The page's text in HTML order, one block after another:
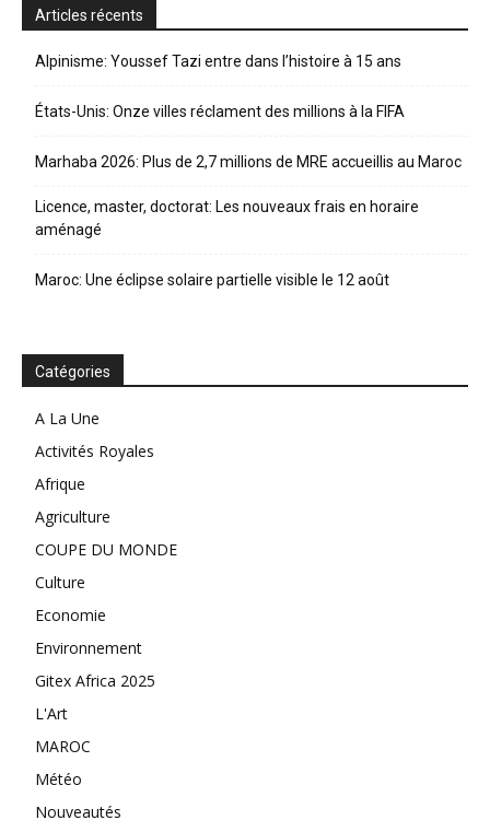
Articles récents
Alpinisme: Youssef Tazi entre dans l’histoire à 15 ans
États-Unis: Onze villes réclament des millions à la FIFA
Marhaba 2026: Plus de 2,7 millions de MRE accueillis au Maroc
Licence, master, doctorat: Les nouveaux frais en horaire
aménagé
Maroc: Une éclipse solaire partielle visible le 12 août
Catégories
A La Une
Activités Royales
Afrique
Agriculture
COUPE DU MONDE
Culture
Economie
Environnement
Gitex Africa 2025
L'Art
MAROC
Météo
Nouveautés